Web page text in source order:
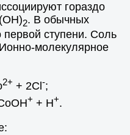
гораздо
2. В обычных
первой ступени. Соль
молекулярное
2+ + 2Cl-;
+ + H+.